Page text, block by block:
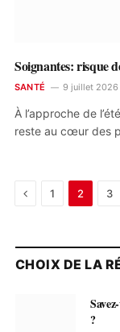
Soignantes: risque
SANTÉ 9 juillet 2026
À l’approche de
reste au cœur des
Previous
1 2 3
CHOIX DE LA
?